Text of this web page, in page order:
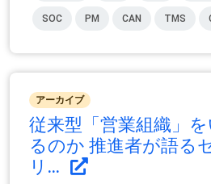
SOC PM CAN TMS
アーカイブ
従来型「営業組織」
るのか 推進者が語る
リ...